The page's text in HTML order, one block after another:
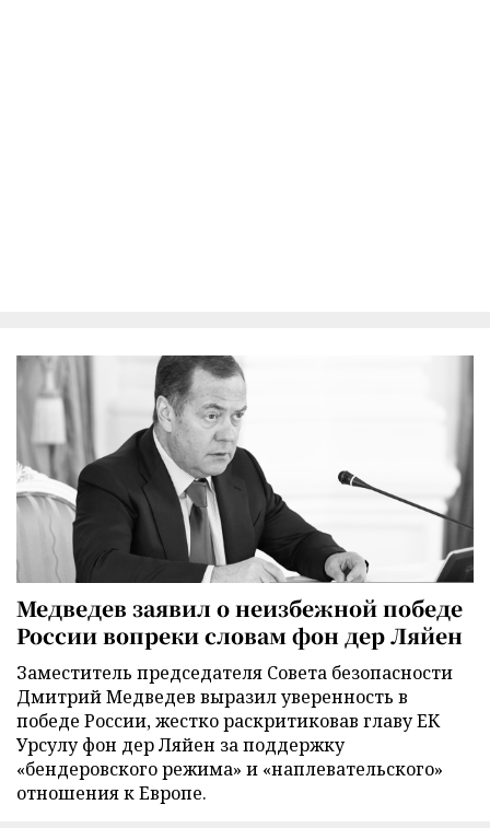
Медведев заявил о неизбежной победе
России вопреки словам фон дер Ляйен
Заместитель председателя Совета безопасности
Дмитрий Медведев выразил уверенность в
победе России, жестко раскритиковав главу ЕК
Урсулу фон дер Ляйен за поддержку
«бендеровского режима» и «наплевательского»
отношения к Европе.